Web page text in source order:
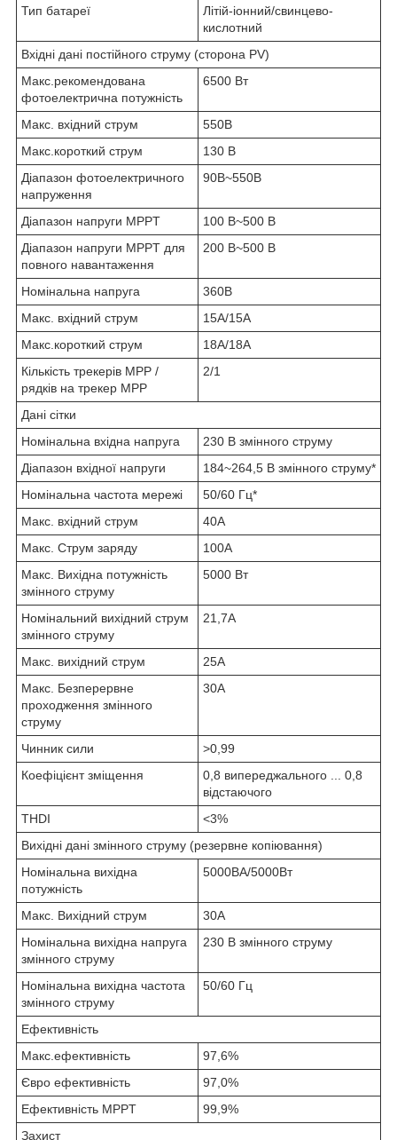
Тип батареї
Літій-іонний/свинцево-
кислотний
Вхідні дані постійного струму (сторона PV)
Макс.рекомендована
фотоелектрична потужність
6500 Вт
Макс. вхідний струм
550В
Макс.короткий струм
130 В
Діапазон фотоелектричного
напруження
90В~550В
Діапазон напруги MPPT
100 В~500 В
Діапазон напруги MPPT для
повного навантаження
200 В~500 В
Номінальна напруга
360В
Макс. вхідний струм
15А/15А
Макс.короткий струм
18А/18А
Кількість трекерів MPP /
рядків на трекер MPP
2/1
Дані сітки
Номінальна вхідна напруга
230 В змінного струму
Діапазон вхідної напруги
184~264,5 В змінного струму*
Номінальна частота мережі
50/60 Гц*
Макс. вхідний струм
40А
Макс. Струм заряду
100А
Макс. Вихідна потужність
змінного струму
5000 Вт
Номінальний вихідний струм
змінного струму
21,7А
Макс. вихідний струм
25А
Макс. Безперервне
проходження змінного
струму
30А
Чинник сили
>0,99
Коефіцієнт зміщення
0,8 випереджального ... 0,8
відстаючого
THDI
<3%
Вихідні дані змінного струму (резервне копіювання)
Номінальна вихідна
потужність
5000ВА/5000Вт
Макс. Вихідний струм
30А
Номінальна вихідна напруга
змінного струму
230 В змінного струму
Номінальна вихідна частота
змінного струму
50/60 Гц
Ефективність
Макс.ефективність
97,6%
Євро ефективність
97,0%
Ефективність MPPT
99,9%
Захист